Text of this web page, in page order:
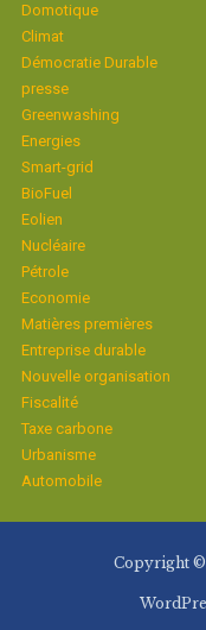
Domotique
Climat
Démocratie Durable
presse
Greenwashing
Energies
Smart-grid
BioFuel
Eolien
Nucléaire
Pétrole
Economie
Matières premières
Entreprise durable
Nouvelle organisation
Fiscalité
Taxe carbone
Urbanisme
Automobile
Copyright ©